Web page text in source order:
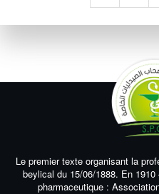
Le premier texte organisant la
beylical du 15/06/1888. En
pharmaceutique :